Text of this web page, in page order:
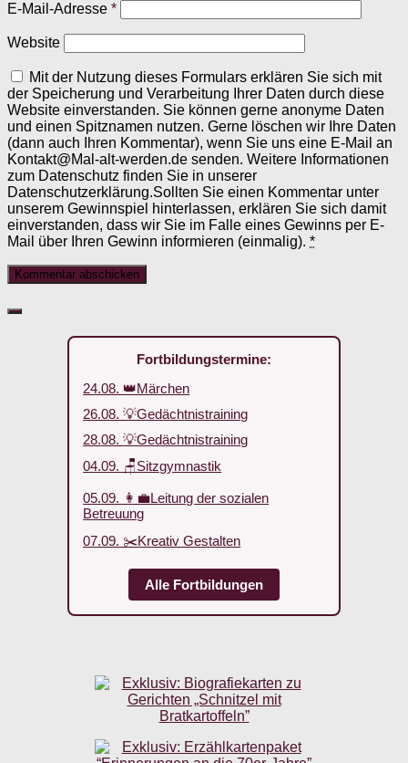
E-Mail-Adresse *
Website
Mit der Nutzung dieses Formulars erklären Sie sich mit
der Speicherung und Verarbeitung Ihrer Daten durch diese
Website einverstanden. Sie können gerne anonyme Daten
und einen Spitznamen nutzen. Gerne löschen wir Ihre Daten
(dann auch Ihren Kommentar), wenn Sie uns eine E-Mail an
Kontakt@Mal-alt-werden.de senden. Weitere Informationen
zum Datenschutz finden Sie in unserer
Datenschutzerklärung.Sollten Sie einen Kommentar unter
unserem Gewinnspiel hinterlassen, erklären Sie sich damit
einverstanden, dass wir Sie im Falle eines Gewinns per E-
Mail über Ihren Gewinn informieren (einmalig). *
Fortbildungstermine:
24.08. 👑Märchen
26.08. 💡Gedächtnistraining
28.08. 💡Gedächtnistraining
04.09. 🪑Sitzgymnastik
05.09. 👩‍💼Leitung der sozialen
Betreuung
07.09. ✂️Kreativ Gestalten
Alle Fortbildungen